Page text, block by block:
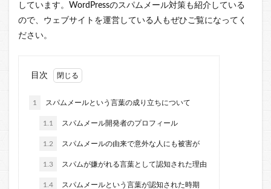
しています。WordPressのスパムメール対策も紹介している
ので、ウェブサイトを運営している人もぜひご覧になってく
ださい。
目次
1 スパムメールという言葉の成り立ちについて
1.1 スパムメール開発者のプロフィール
1.2 スパムメールの由来で意外な人にも被害が
1.3 スパムが嫌がれる言葉として認知された理由
1.4 スパムメールという言葉が認知された時期